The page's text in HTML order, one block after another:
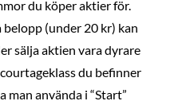
du köper aktier för.
(under 20 kr) kan
sälja aktien vara dyrare
du befinner
man använda i “Start”